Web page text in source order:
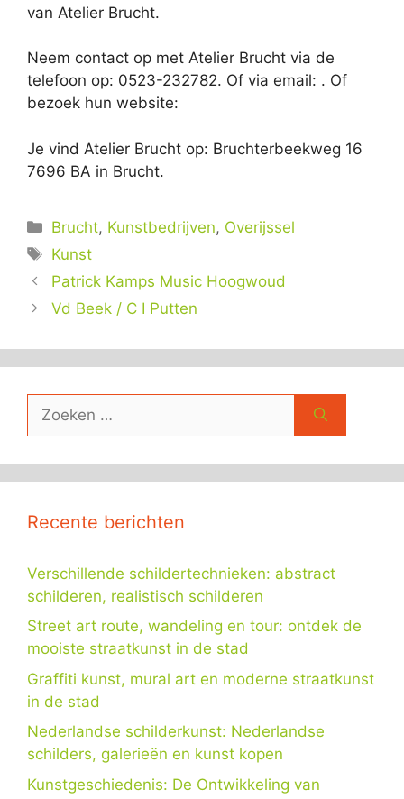
van Atelier Brucht.
Neem contact op met Atelier Brucht via de
telefoon op: 0523-232782. Of via email: . Of
bezoek hun website:
Je vind Atelier Brucht op: Bruchterbeekweg 16
7696 BA in Brucht.
Categorieën
Brucht, Kunstbedrijven, Overijssel
Tags
Kunst
Patrick Kamps Music Hoogwoud
Vd Beek / C I Putten
naar:
Recente berichten
Verschillende schildertechnieken: abstract
schilderen, realistisch schilderen
Street art route, wandeling en tour: ontdek de
mooiste straatkunst in de stad
Graffiti kunst, mural art en moderne straatkunst
in de stad
Nederlandse schilderkunst: Nederlandse
schilders, galerieën en kunst kopen
Kunstgeschiedenis: De Ontwikkeling van